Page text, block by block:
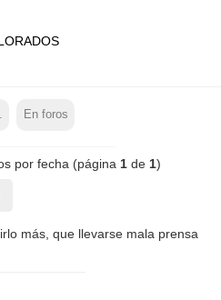
En foros
por fecha (página 1de 1)
más, que llevarse mala prensa